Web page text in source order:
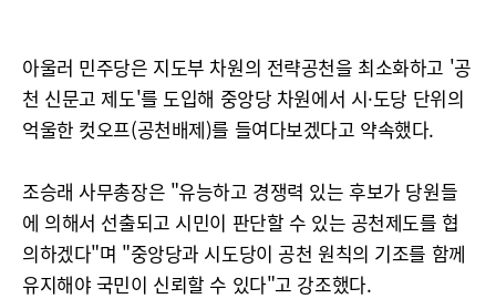
아울러 민주당은 지도부 차원의 전략공천을 최소화하고 '공
천 신문고 제도'를 도입해 중앙당 차원에서 시·도당 단위의
억울한 컷오프(공천배제)를 들여다보겠다고 약속했다.
조승래 사무총장은 "유능하고 경쟁력 있는 후보가 당원들
에 의해서 선출되고 시민이 판단할 수 있는 공천제도를 협
의하겠다"며 "중앙당과 시도당이 공천 원칙의 기조를 함께
유지해야 국민이 신뢰할 수 있다"고 강조했다.